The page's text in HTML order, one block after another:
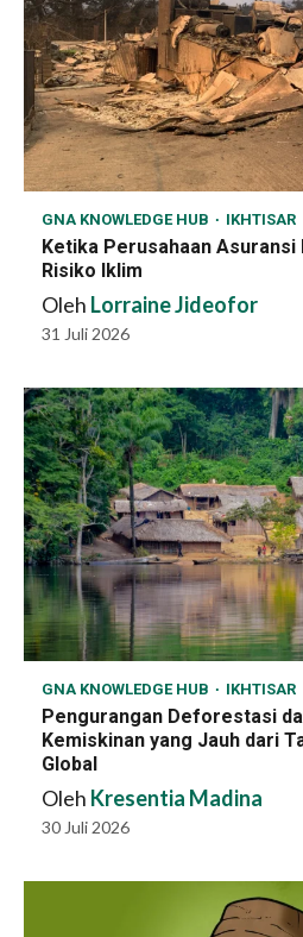
GNA KNOWLEDGE HUB IKHTISAR
Ketika Perusahaan
Risiko Iklim
Oleh Lorraine Jideofor
31 Juli 2026
GNA KNOWLEDGE HUB IKHTISAR
Pengurangan Deforestasi
Kemiskinan yang Jauh dari
Global
Oleh Kresentia Madina
30 Juli 2026